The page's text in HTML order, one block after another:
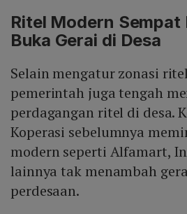
Ritel Modern
Buka Gerai di Desa
Selain mengatur zonasi
pemerintah juga tengah
perdagangan ritel di desa.
Koperasi sebelumnya
modern seperti Alfamart,
lainnya tak menambah
perdesaan.